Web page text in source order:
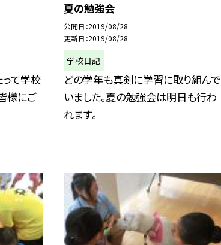
て学校
様にご
夏の勉強会
公開日 2019/08/28
更新日 2019/08/28
学校日記
どの学年も真剣に学習に取り組んで
いました。夏の勉強会は明日も行わ
れます。